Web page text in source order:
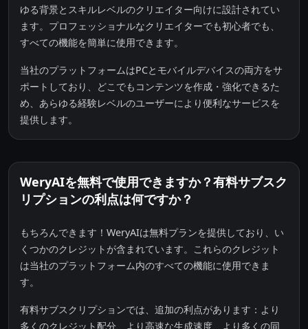
ゆる背景とスキルレベルのクリエイター向けに設計されてい
ます。プロフェッショナルなクリエイターでも初心者でも、
すべての機能を簡単に使用できます。
当社のプラットフォームはPCとモバイルデバイスの両方をサ
ポートしており、どこでもコンテンツを作成・強化できるた
め、あらゆる経験レベルのユーザーにより便利なサービスを
提供します。
WeryAIを無料で使用できますか？有料サブスク
リプションの利点は何ですか？
もちろんできます！WeryAIは無料プランを提供しており、い
くつかのクレジットが含まれています。これらのクレジット
は当社のプラットフォーム内のすべての機能に使用できま
す。
有料サブスクリプションでは、追加の利点があります：より
多くのクレジット配分、より高速な生成速度、より多くの同